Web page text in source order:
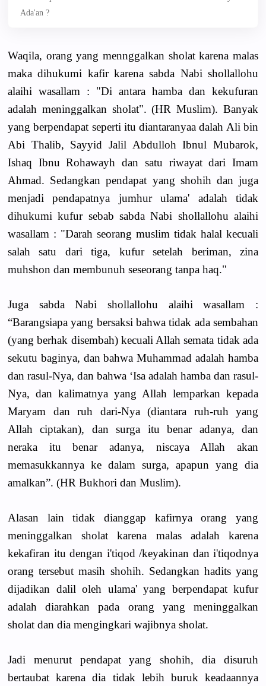
Ada'an ?
Waqila, orang yang mennggalkan sholat karena malas
maka dihukumi kafir karena sabda Nabi shollallohu
alaihi wasallam : "Di antara hamba dan kekufuran
adalah meninggalkan sholat". (HR Muslim). Banyak
yang berpendapat seperti itu diantaranyaa dalah Ali bin
Abi Thalib, Sayyid Jalil Abdulloh Ibnul Mubarok,
Ishaq Ibnu Rohawayh dan satu riwayat dari Imam
Ahmad. Sedangkan pendapat yang shohih dan juga
menjadi pendapatnya jumhur ulama' adalah tidak
dihukumi kufur sebab sabda Nabi shollallohu alaihi
wasallam : "Darah seorang muslim tidak halal kecuali
salah satu dari tiga, kufur setelah beriman, zina
muhshon dan membunuh seseorang tanpa haq."
Juga sabda Nabi shollallohu alaihi wasallam :
“Barangsiapa yang bersaksi bahwa tidak ada sembahan
(yang berhak disembah) kecuali Allah semata tidak ada
sekutu baginya, dan bahwa Muhammad adalah hamba
dan rasul-Nya, dan bahwa ‘Isa adalah hamba dan rasul-
Nya, dan kalimatnya yang Allah lemparkan kepada
Maryam dan ruh dari-Nya (diantara ruh-ruh yang
Allah ciptakan), dan surga itu benar adanya, dan
neraka itu benar adanya, niscaya Allah akan
memasukkannya ke dalam surga, apapun yang dia
amalkan”. (HR Bukhori dan Muslim).
Alasan lain tidak dianggap kafirnya orang yang
meninggalkan sholat karena malas adalah karena
kekafiran itu dengan i'tiqod /keyakinan dan i'tiqodnya
orang tersebut masih shohih. Sedangkan hadits yang
dijadikan dalil oleh ulama' yang berpendapat kufur
adalah diarahkan pada orang yang meninggalkan
sholat dan dia mengingkari wajibnya sholat.
Jadi menurut pendapat yang shohih, dia disuruh
bertaubat karena dia tidak lebih buruk keadaannya